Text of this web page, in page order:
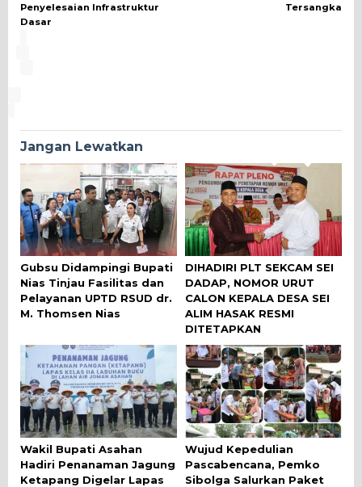
Penyelesaian Infrastruktur
Dasar
Tersangka
Jangan Lewatkan
Gubsu Didampingi Bupati
Nias Tinjau Fasilitas dan
Pelayanan UPTD RSUD dr.
M. Thomsen Nias
DIHADIRI PLT SEKCAM SEI
DADAP, NOMOR URUT
CALON KEPALA DESA SEI
ALIM HASAK RESMI
DITETAPKAN
Wakil Bupati Asahan
Hadiri Penanaman Jagung
Ketapang Digelar Lapas
Wujud Kepedulian
Pascabencana, Pemko
Sibolga Salurkan Paket